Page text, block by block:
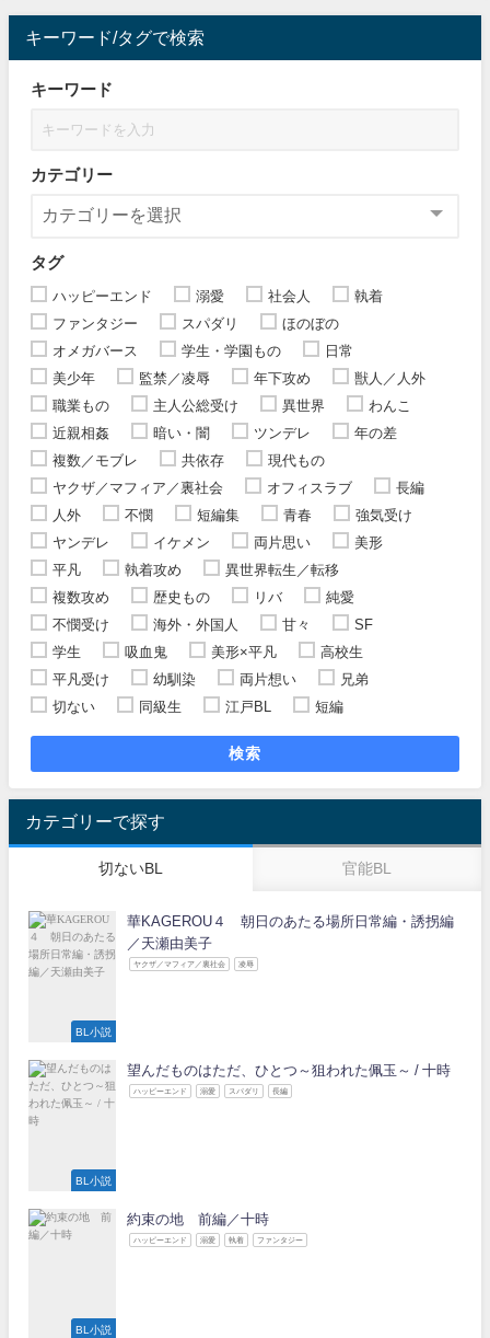
キーワード/タグで検索
キーワード
カテゴリー
タグ
ハッピーエンド 溺愛 社会人
執着
ファンタジー
スパダリ
ほのぼの
オメガバース
学生・学園もの
日常
美少年
監禁／凌辱 年下攻め
獣人／人外
職業もの
主人公総受け 異世界
わんこ
近親相姦
暗い・闇 ツンデレ
年の差
複数／モブレ
共依存
現代もの
ヤクザ／マフィア／裏社会
オフィスラブ
長編
人外
不憫 短編集 青春
強気受け
ヤンデレ
イケメン 両片思い
美形
平凡
執着攻め
異世界転生／転移
複数攻め
歴史もの リバ
純愛
不憫受け
海外・外国人 甘々
SF
学生
吸血鬼 美形×平凡
高校生
平凡受け
幼馴染 両片想い
兄弟
切ない
同級生 江戸BL 短編
検索
カテゴリーで探す
切ないBL 官能BL
BL小説
華KAGEROU４ 朝日のあたる場所日常編・誘拐編
／天瀬由美子
ヤクザ／マフィア／裏社会 凌辱
BL小説
望んだものはただ、ひとつ～狙われた佩玉～ / 十時
ハッピーエンド 溺愛 スパダリ 長編
BL小説
約束の地 前編／十時
ハッピーエンド 溺愛 執着 ファンタジー